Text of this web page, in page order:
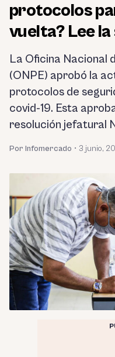
protocolos
vuelta? Lee
La Oficina Nacional
(ONPE) aprobó la
protocolos de
covid-19. Esta
resolución jefatural
Por Infomercado • 3 junio,